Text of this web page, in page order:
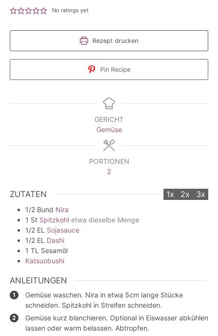
No ratings yet
Rezept drucken
Pin Recipe
GERICHT
Gemüse
PORTIONEN
2
ZUTATEN 1x 2x 3x
1/2 Bund Nira
1 St Spitzkohl etwa dieselbe Menge
1/2 EL Sojasauce
1/2 EL Dashi
1 TL Sesamöl
Katsuobushi
ANLEITUNGEN
Gemüse waschen. Nira in etwa 5cm lange Stücke
schneiden. Spitzkohl in Streifen schneiden.
Gemüse kurz blanchieren. Optional in Eiswasser abkühlen
lassen oder warm belassen. Abtropfen.